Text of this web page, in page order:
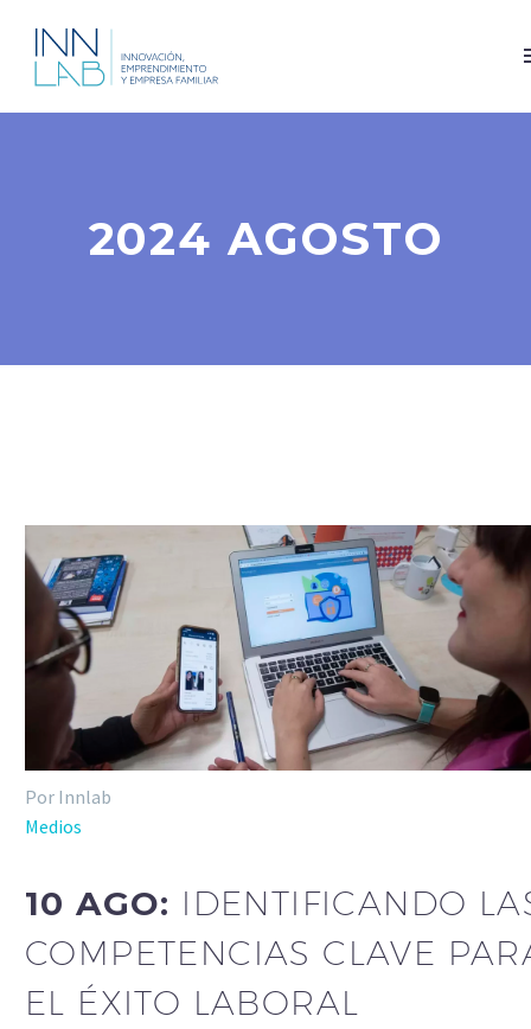
2024 AGOSTO
Por Innlab
Medios
10 AGO: IDENTIFICANDO
COMPETENCIAS CLAVE
EL ÉXITO LABORAL